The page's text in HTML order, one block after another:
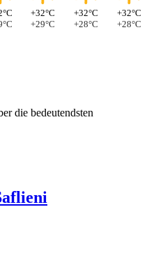
+32°C
+29°C
+32°C
+28°C
+32°C
+28°C
die bedeutendsten